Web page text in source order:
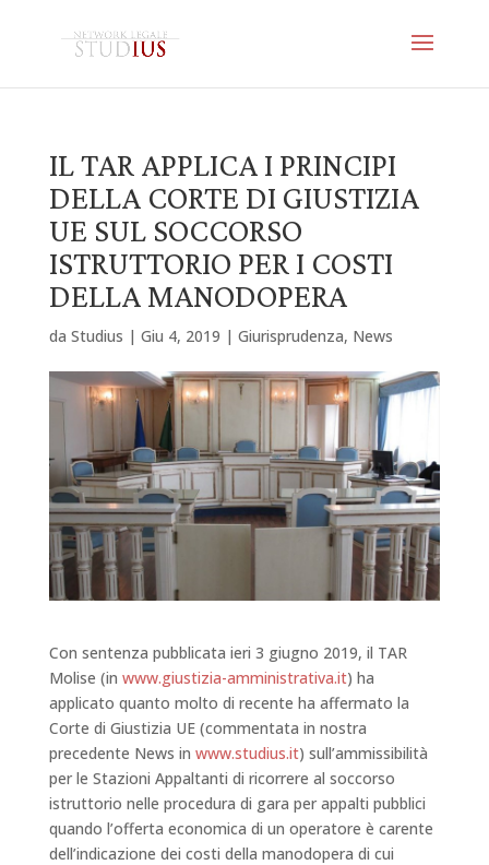
IL TAR APPLICA I PRINCIPI
DELLA CORTE DI GIUSTIZIA
UE SUL SOCCORSO
ISTRUTTORIO PER I COSTI
DELLA MANODOPERA
da Studius | Giu 4, 2019 | Giurisprudenza, News
Con sentenza pubblicata ieri 3 giugno 2019, il TAR
Molise (in www.giustizia-amministrativa.it) ha
applicato quanto molto di recente ha affermato la
Corte di Giustizia UE (commentata in nostra
precedente News in www.studius.it) sull’ammissibilità
per le Stazioni Appaltanti di ricorrere al soccorso
istruttorio nelle procedura di gara per appalti pubblici
quando l’offerta economica di un operatore è carente
dell’indicazione dei costi della manodopera di cui